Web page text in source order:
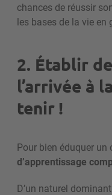
chances de réussir
les bases de la vie en
2. Établir
l’arrivée à
tenir !
Pour bien éduquer un
d’apprentissage
D’un naturel